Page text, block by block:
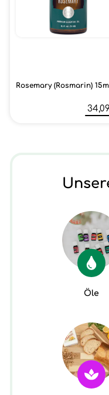
Rosemary (Rosmarin)
Öle